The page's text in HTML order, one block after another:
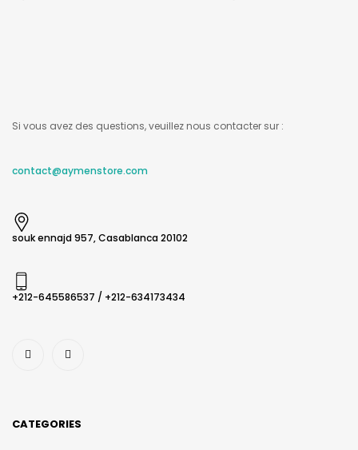
Si vous avez des questions, veuillez nous contacter sur :
contact@aymenstore.com
souk ennajd 957, Casablanca 20102
+212-645586537​ / +212-634173434
CATEGORIES